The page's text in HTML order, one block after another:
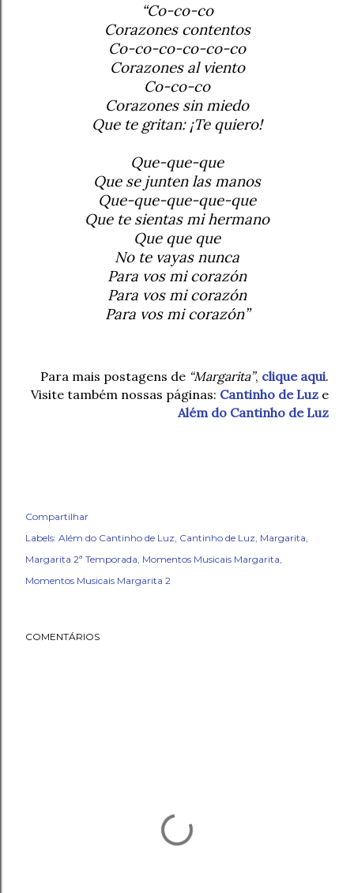
“Co-co-co
Corazones contentos
Co-co-co-co-co-co
Corazones al viento
Co-co-co
Corazones sin miedo
Que te gritan: ¡Te quiero!
Que-que-que
Que se junten las manos
Que-que-que-que-que
Que te sientas mi hermano
Que que que
No te vayas nunca
Para vos mi corazón
Para vos mi corazón
Para vos mi corazón”
Para mais postagens de “Margarita”, clique aqui.
Visite também nossas páginas: Cantinho de Luz e
Além do Cantinho de Luz
Compartilhar
Labels: Além do Cantinho de Luz Cantinho de Luz Margarita
Margarita 2ª Temporada Momentos Musicais Margarita
Momentos Musicais Margarita 2
COMENTÁRIOS